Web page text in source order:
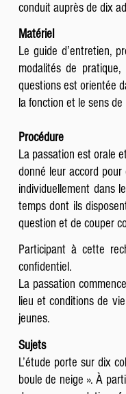
conduit auprès de dix
Matériel
Le guide d’entretien,
modalités de
questions est orientée
la fonction et le sens
Procédure
La passation est orale
donné leur accord
individuellement dans
temps dont ils
question et de couper
Participant à cette
confidentiel.
La passation
lieu et conditions de
jeunes.
Sujets
L’étude porte sur dix
boule de neige ». À